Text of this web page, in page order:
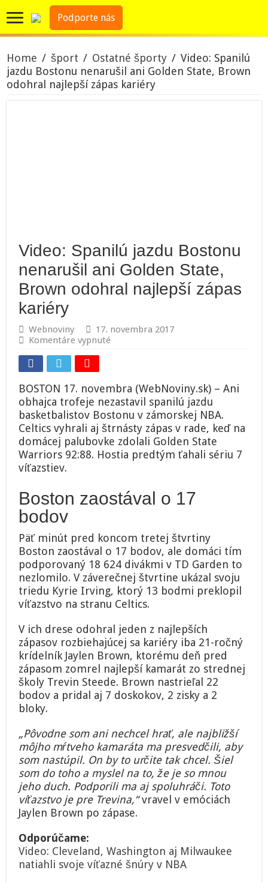
Podporte nás
Home / šport / Ostatné športy / Video: Spanilú
jazdu Bostonu nenarušil ani Golden State, Brown
odohral najlepší zápas kariéry
Video: Spanilú jazdu Bostonu
nenarušil ani Golden State,
Brown odohral najlepší zápas
kariéry
Webnoviny
17. novembra 2017
Komentáre vypnuté
Bostonu
nenarušil
ani
Golden
State,
Brown
odohral
najlepší
BOSTON 17. novembra (WebNoviny.sk) – Ani
obhajca trofeje nezastavil spanilú jazdu
basketbalistov Bostonu v zámorskej NBA.
Celtics vyhrali aj štrnásty zápas v rade, keď na
domácej palubovke zdolali Golden State
Warriors 92:88. Hostia predtým ťahali sériu 7
víťazstiev.
Boston zaostával o 17
bodov
Päť minút pred koncom tretej štvrtiny
Boston zaostával o 17 bodov, ale domáci tím
podporovaný 18 624 divákmi v TD Garden to
nezlomilo. V záverečnej štvrtine ukázal svoju
triedu Kyrie Irving, ktorý 13 bodmi preklopil
víťazstvo na stranu Celtics.
V ich drese odohral jeden z najlepších
zápasov rozbiehajúcej sa kariéry iba 21-ročný
krídelník Jaylen Brown, ktorému deň pred
zápasom zomrel najlepší kamarát zo strednej
školy Trevin Steede. Brown nastrieľal 22
bodov a pridal aj 7 doskokov, 2 zisky a 2
bloky.
„Pôvodne som ani nechcel hrať, ale najbližší
môjho mŕtveho kamaráta ma presvedčili, aby
som nastúpil. On by to určite tak chcel. Šiel
som do toho a myslel na to, že je so mnou
jeho duch. Podporili ma aj spoluhráči. Toto
víťazstvo je pre Trevina,“vravel v emóciách
Jaylen Brown po zápase.
Odporúčame:
Video: Cleveland, Washington aj Milwaukee
natiahli svoje víťazné šnúry v NBA